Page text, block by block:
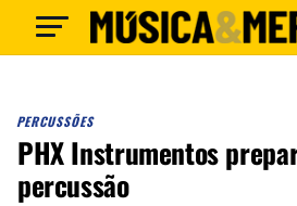
PERCUSSÕES
PHX Instrumentos
percussão